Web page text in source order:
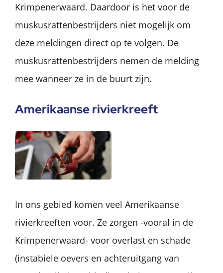
Krimpenerwaard. Daardoor is het voor de
muskusrattenbestrijders niet mogelijk om
deze meldingen direct op te volgen. De
muskusrattenbestrijders nemen de melding
mee wanneer ze in de buurt zijn.
Amerikaanse rivierkreeft
In ons gebied komen veel Amerikaanse
rivierkreeften voor. Ze zorgen -vooral in de
Krimpenerwaard- voor overlast en schade
(instabiele oevers en achteruitgang van